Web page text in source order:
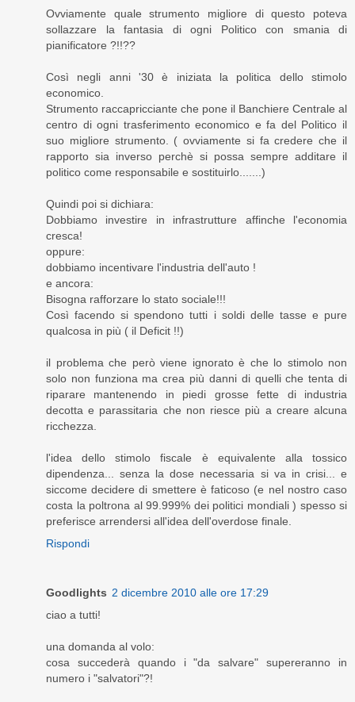
Ovviamente quale strumento migliore di questo poteva
sollazzare la fantasia di ogni Politico con smania di
pianificatore ?!!??
Così negli anni '30 è iniziata la politica dello stimolo
economico.
Strumento raccapricciante che pone il Banchiere Centrale al
centro di ogni trasferimento economico e fa del Politico il
suo migliore strumento. ( ovviamente si fa credere che il
rapporto sia inverso perchè si possa sempre additare il
politico come responsabile e sostituirlo.......)
Quindi poi si dichiara:
Dobbiamo investire in infrastrutture affinche l'economia
cresca!
oppure:
dobbiamo incentivare l'industria dell'auto !
e ancora:
Bisogna rafforzare lo stato sociale!!!
Così facendo si spendono tutti i soldi delle tasse e pure
qualcosa in più ( il Deficit !!)
il problema che però viene ignorato è che lo stimolo non
solo non funziona ma crea più danni di quelli che tenta di
riparare mantenendo in piedi grosse fette di industria
decotta e parassitaria che non riesce più a creare alcuna
ricchezza.
l'idea dello stimolo fiscale è equivalente alla tossico
dipendenza... senza la dose necessaria si va in crisi... e
siccome decidere di smettere è faticoso (e nel nostro caso
costa la poltrona al 99.999% dei politici mondiali ) spesso si
preferisce arrendersi all'idea dell'overdose finale.
Rispondi
Goodlights 2 dicembre 2010 alle ore 17:29
ciao a tutti!
una domanda al volo:
cosa succederà quando i "da salvare" supereranno in
numero i "salvatori"?!